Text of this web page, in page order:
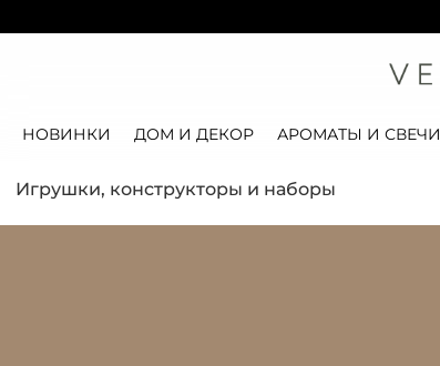
НОВИНКИ ДОМ И ДЕКОР АРОМАТЫ И СВЕЧИ
Игрушки, конструкторы и наборы